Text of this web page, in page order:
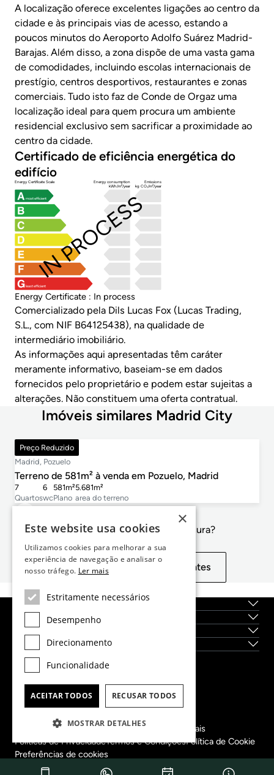
A localização oferece excelentes ligações ao centro da
cidade e às principais vias de acesso, estando a
poucos minutos do Aeroporto Adolfo Suárez Madrid-
Barajas. Além disso, a zona dispõe de uma vasta gama
de comodidades, incluindo escolas internacionais de
prestígio, centros desportivos, restaurantes e zonas
comerciais. Tudo isto faz de Conde de Orgaz uma
localização ideal para quem procura um ambiente
residencial exclusivo sem sacrificar a proximidade ao
centro da cidade.
Certificado de eficiência energética do
edifício
Energy Certificate Scale
Energy consumption
kWh/m²/year
Emissions
kg CO₂/m²/year
most efficient
least efficient
IN PROCESS
Energy Certificate : In process
Comercializado pela Dils Lucas Fox (Lucas Trading,
S.L., com NIF B64125438), na qualidade de
intermediário imobiliário.
As informações aqui apresentadas têm caráter
meramente informativo, baseiam-se em dados
fornecidos pelo proprietário e podem estar sujeitas a
alterações. Não constituem uma oferta contratual.
Imóveis similares Madrid City
Preço Reduzido
4.700.000 €
Madrid, Pozuelo
Terreno de 581m² à venda em Pozuelo, Madrid
Quartos
7
wc
6
Plano
581m²
area do terreno
5.681m²
Não é exactamente o que procura?
Exibir propriedades semelhantes
Sobre nós
Serviços
Localidades
Novas construções
Informação sobre os nossos escritórios regionais
Políticas de PrivacidadeTermos e CondiçõesPolítica de Cookie
Preferências de cookies
Copyright 2022 © Lucas Fox
×
Este website usa cookies
Utilizamos cookies para melhorar a sua
experiência de navegação e analisar o
nosso tráfego. Ler mais
Estritamente necessários
Desempenho
Direcionamento
Funcionalidade
ACEITAR TODOS RECUSAR TODOS
MOSTRAR DETALHES